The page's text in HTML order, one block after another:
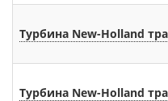
Турбина New-Holland
Турбина New-Holland